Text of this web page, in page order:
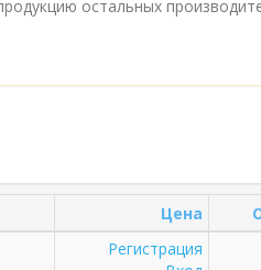
остальных
Цена
Регистрация